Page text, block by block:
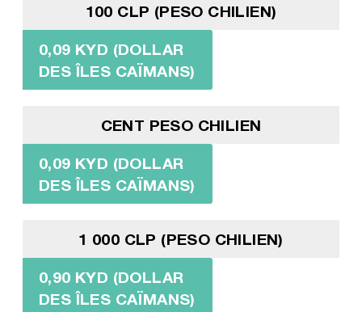
100 CLP (PESO CHILIEN)
0,09 KYD (DOLLAR
DES ÎLES CAÏMANS)
CENT PESO CHILIEN
0,09 KYD (DOLLAR
DES ÎLES CAÏMANS)
1 000 CLP (PESO CHILIEN)
0,90 KYD (DOLLAR
DES ÎLES CAÏMANS)